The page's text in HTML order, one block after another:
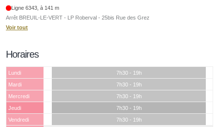
Ligne 6343, à 141 m
Arrêt BREUIL-LE-VERT - LP Roberval - 25bis Rue des Grez
Voir tout
Horaires
Lundi
7h30 - 19h
Mardi
7h30 - 19h
Mercredi
7h30 - 19h
Jeudi
7h30 - 19h
Vendredi
7h30 - 19h